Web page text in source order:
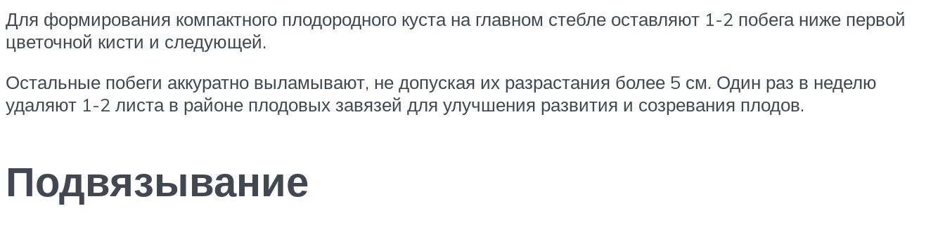
Для формирования компактного плодородного куста на главном стебле оставляют 1-2 побега ниже первой
цветочной кисти и следующей.
Остальные побеги аккуратно выламывают, не допуская их разрастания более 5 см. Один раз в неделю
удаляют 1-2 листа в районе плодовых завязей для улучшения развития и созревания плодов.
Подвязывание